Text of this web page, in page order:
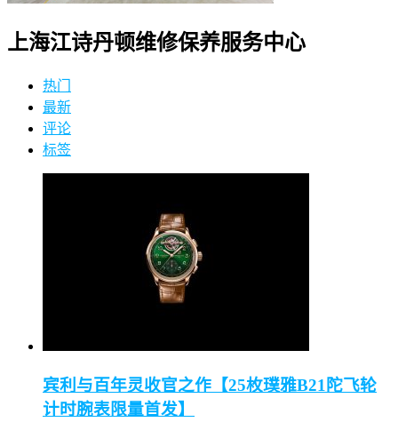
上海江诗丹顿维修保养服务中心
热门
最新
评论
标签
宾利与百年灵收官之作【25枚璞雅B21陀飞轮
计时腕表限量首发】